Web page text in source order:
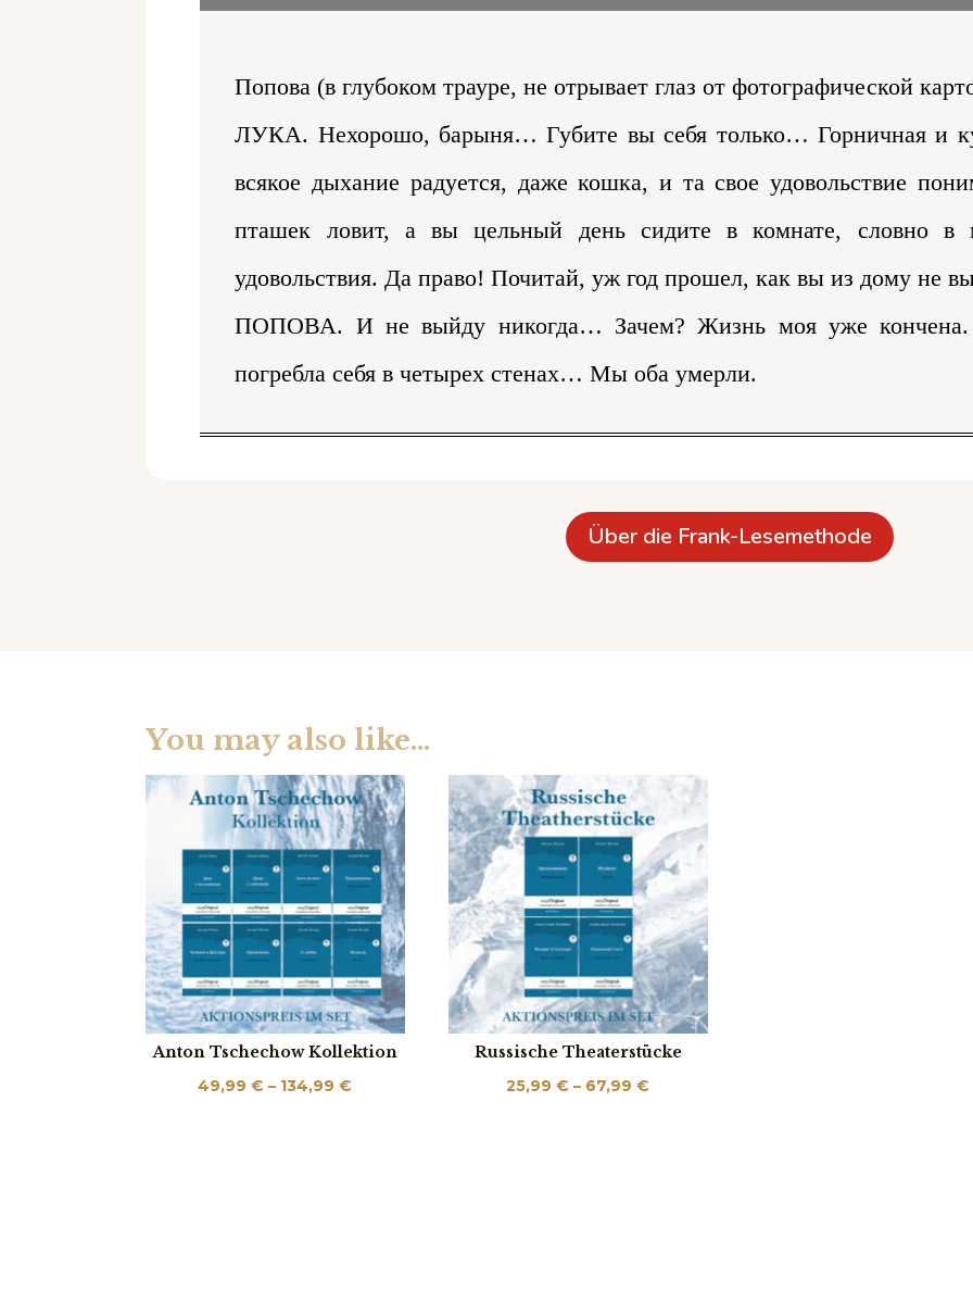
Попова (в глубоком трауре, не отрывает глаз от фотографической
ЛУКА. Нехорошо, барыня… Губите вы себя только… Горничная и
всякое дыхание радуется, даже кошка, и та свое удовольствие
пташек ловит, а вы цельный день сидите в комнате, словно в
удовольствия. Да право! Почитай, уж год прошел, как вы из дому не
ПОПОВА. И не выйду никогда… Зачем? Жизнь моя уже
погребла себя в четырех стенах… Мы оба умерли.
Über die Frank-Lesemethode
You may also like…
Anton Tschechow Kollektion
49,99€ – 134,99€
Russische Theaterstücke
25,99€ – 67,99€